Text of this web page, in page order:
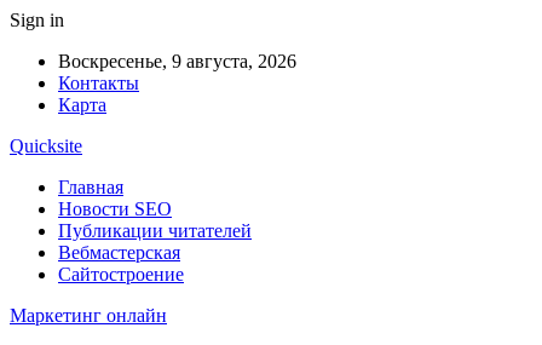
Sign in
Воскресенье, 9 августа, 2026
Контакты
Карта
Quicksite
Главная
Новости SEO
Публикации читателей
Вебмастерская
Сайтостроение
Маркетинг онлайн